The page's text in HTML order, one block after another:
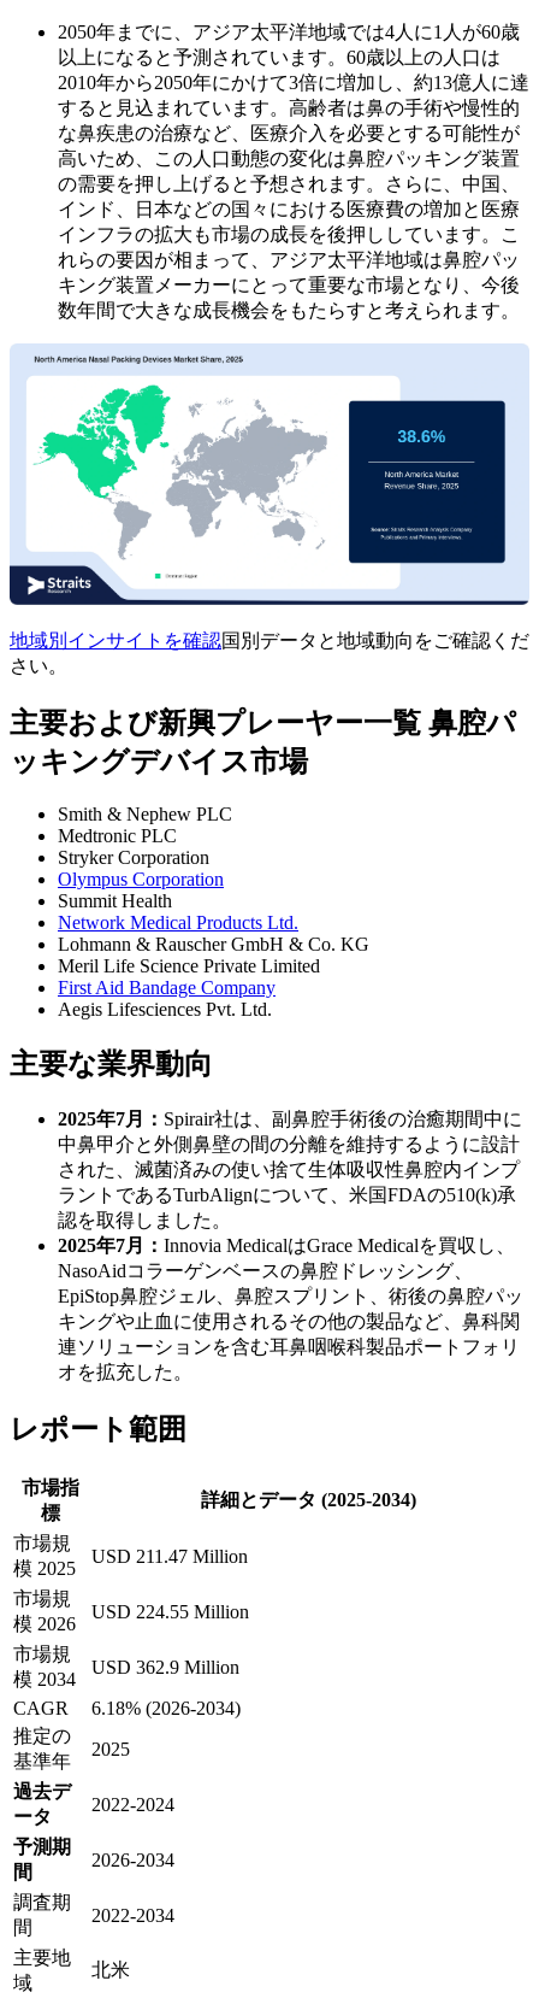
2050年までに、アジア太平洋地域では4人に1人が60歳
以上になると予測されています。60歳以上の人口は
2010年から2050年にかけて3倍に増加し、約13億人に達
すると見込まれています。高齢者は鼻の手術や慢性的
な鼻疾患の治療など、医療介入を必要とする可能性が
高いため、この人口動態の変化は鼻腔パッキング装置
の需要を押し上げると予想されます。さらに、中国、
インド、日本などの国々における医療費の増加と医療
インフラの拡大も市場の成長を後押ししています。こ
れらの要因が相まって、アジア太平洋地域は鼻腔パッ
キング装置メーカーにとって重要な市場となり、今後
数年間で大きな成長機会をもたらすと考えられます。
地域別インサイトを確認国別データと地域動向をご確認くだ
さい。
主要および新興プレーヤー一覧 鼻腔パ
ッキングデバイス市場
Smith & Nephew PLC
Medtronic PLC
Stryker Corporation
Olympus Corporation
Summit Health
Network Medical Products Ltd.
Lohmann & Rauscher GmbH & Co. KG
Meril Life Science Private Limited
First Aid Bandage Company
Aegis Lifesciences Pvt. Ltd.
主要な業界動向
2025年7月： Spirair社は、副鼻腔手術後の治癒期間中に
中鼻甲介と外側鼻壁の間の分離を維持するように設計
された、滅菌済みの使い捨て生体吸収性鼻腔内インプ
ラントであるTurbAlignについて、米国FDAの510(k)承
認を取得しました。
2025年7月： Innovia MedicalはGrace Medicalを買収し、
NasoAidコラーゲンベースの鼻腔ドレッシング、
EpiStop鼻腔ジェル、鼻腔スプリント、術後の鼻腔パッ
キングや止血に使用されるその他の製品など、鼻科関
連ソリューションを含む耳鼻咽喉科製品ポートフォリ
オを拡充した。
レポート範囲
市場指
標
詳細とデータ (2025-2034)
市場規
模 2025
USD 211.47 Million
市場規
模 2026
USD 224.55 Million
市場規
模 2034
USD 362.9 Million
CAGR
6.18% (2026-2034)
推定の
基準年
2025
過去デ
ータ
2022-2024
予測期
間
2026-2034
調査期
間
2022-2034
主要地
域
北米